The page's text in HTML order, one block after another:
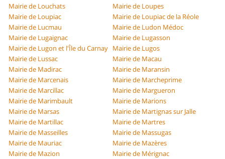
Mairie de Louchats
Mairie de Loupes
Mairie de Loupiac
Mairie de Loupiac de la Réole
Mairie de Lucmau
Mairie de Ludon Médoc
Mairie de Lugaignac
Mairie de Lugasson
Mairie de Lugon et l'Île du Carnay Mairie de Lugos
Mairie de Lussac
Mairie de Macau
Mairie de Madirac
Mairie de Maransin
Mairie de Marcenais
Mairie de Marcheprime
Mairie de Marcillac
Mairie de Margueron
Mairie de Marimbault
Mairie de Marions
Mairie de Marsas
Mairie de Martignas sur Jalle
Mairie de Martillac
Mairie de Martres
Mairie de Masseilles
Mairie de Massugas
Mairie de Mauriac
Mairie de Mazères
Mairie de Mazion
Mairie de Mérignac